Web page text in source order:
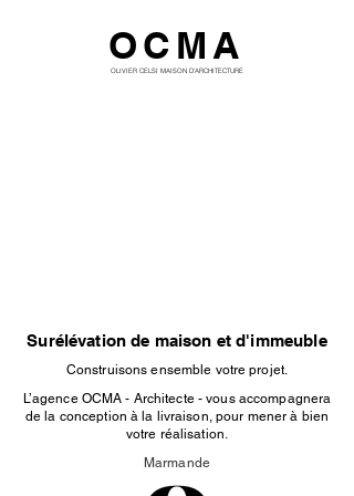
OCMA
OLIVIER CELSI MAISON D'ARCHITECTURE
Surélévation de maison et d'immeuble
Construisons ensemble votre projet.
L’agence OCMA - Architecte - vous accompagnera
de la conception à la livraison, pour mener à bien
votre réalisation.
Marmande